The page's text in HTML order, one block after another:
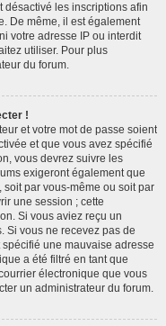
désactivé les inscriptions afin
De même, il est également
votre adresse IP ou interdit
utiliser. Pour plus
du forum.
!
et votre mot de passe soient
et que vous avez spécifié
vous devrez suivre les
exigeront également que
par vous-même ou soit par
une session ; cette
Si vous aviez reçu un
Si vous ne recevez pas de
une mauvaise adresse
a été filtré en tant que
électronique que vous
un administrateur du forum.